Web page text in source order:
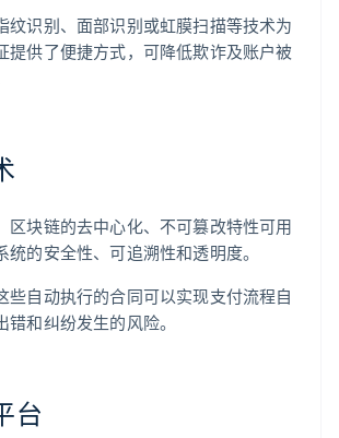
纹识别、面部识别或虹膜扫描等技术为
提供了便捷方式，可降低欺诈及账户被
区块链的去中心化、不可篡改特性可用
统的安全性、可追溯性和透明度。
些自动执行的合同可以实现支付流程自
错和纠纷发生的风险。
台